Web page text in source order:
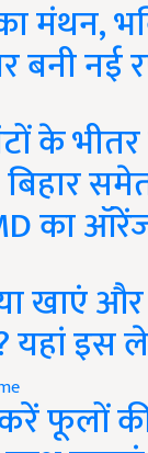
मंथन,
बनी नई
के भीतर
का
खाएं
यहां इस
फूलों